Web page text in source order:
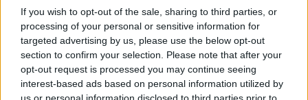
If you wish to opt-out of the sale, sharing to third parties, or
processing of your personal or sensitive information for
targeted advertising by us, please use the below opt-out
section to confirm your selection. Please note that after your
opt-out request is processed you may continue seeing
interest-based ads based on personal information utilized by